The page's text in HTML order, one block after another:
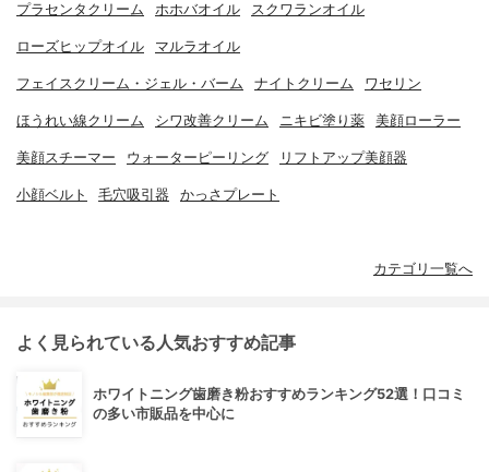
プラセンタクリーム ホホバオイル スクワランオイル
ローズヒップオイル マルラオイル
フェイスクリーム・ジェル・バーム ナイトクリーム ワセリン
ほうれい線クリーム シワ改善クリーム ニキビ塗り薬 美顔ローラー
美顔スチーマー ウォーターピーリング リフトアップ美顔器
小顔ベルト 毛穴吸引器 かっさプレート
カテゴリ一覧へ
よく見られている人気おすすめ記事
ホワイトニング歯磨き粉おすすめランキング52選！口コミ
の多い市販品を中心に